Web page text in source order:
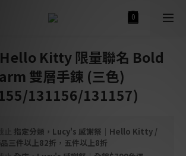
Kitty 限量聯名 Bold
雙層手鍊 (三色)
131156/131157)
指定分類，Lucy's 感謝祭｜Hello Kitty /
品三件以上82折，五件以上8折